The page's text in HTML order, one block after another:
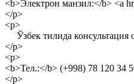
<b>Электрон манзил:</b> <a
</p>
<p>
Ўзбек тилида консультация
</p>
<p>
<b>Тел.:</b> (+998) 78 120 34
</p>